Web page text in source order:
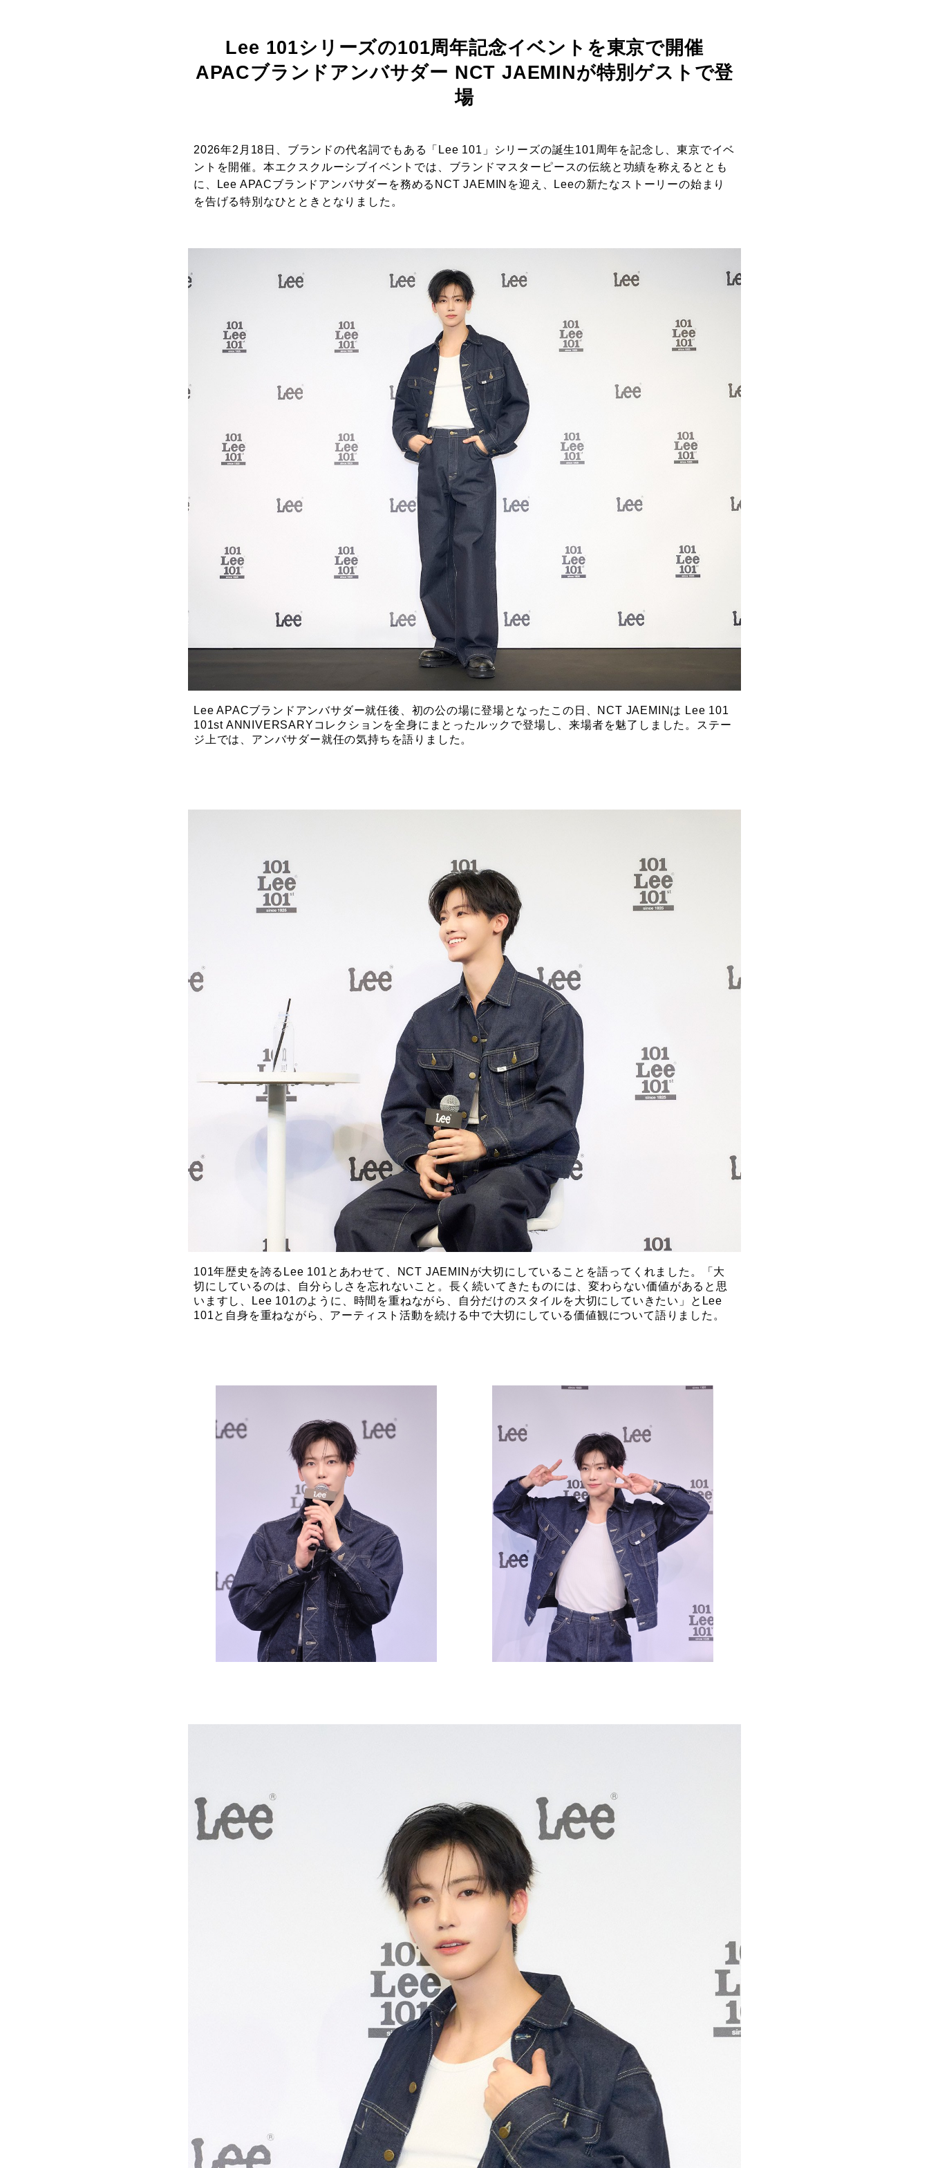
Lee 101シリーズの101周年記念イベントを東京で開催
APACブランドアンバサダー NCT JAEMINが特別ゲストで登
場
2026年2月18日、ブランドの代名詞でもある「Lee 101」シリーズの誕生101周年を記念し、東京でイベ
ントを開催。本エクスクルーシブイベントでは、ブランドマスターピースの伝統と功績を称えるととも
に、Lee APACブランドアンバサダーを務めるNCT JAEMINを迎え、Leeの新たなストーリーの始まり
を告げる特別なひとときとなりました。
Lee APACブランドアンバサダー就任後、初の公の場に登場となったこの日、NCT JAEMINは Lee 101
101st ANNIVERSARYコレクションを全身にまとったルックで登場し、来場者を魅了しました。ステー
ジ上では、アンバサダー就任の気持ちを語りました。
101年歴史を誇るLee 101とあわせて、NCT JAEMINが大切にしていることを語ってくれました。「大
切にしているのは、自分らしさを忘れないこと。長く続いてきたものには、変わらない価値があると思
いますし、Lee 101のように、時間を重ねながら、自分だけのスタイルを大切にしていきたい」とLee
101と自身を重ねながら、アーティスト活動を続ける中で大切にしている価値観について語りました。